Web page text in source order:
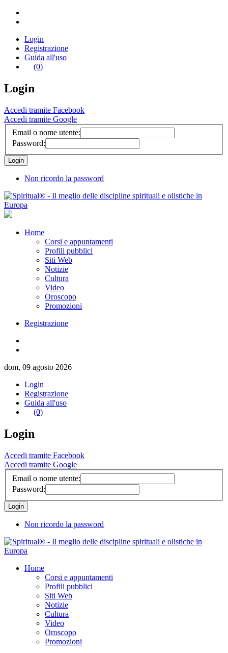
Login
Registrazione
Guida all'uso
(0)
Login
Accedi tramite Facebook
Accedi tramite Google
Email o nome utente:
Password:
Non ricordo la password
Home
Corsi e appuntamenti
Profili pubblici
Siti Web
Notizie
Cultura
Video
Oroscopo
Promozioni
Registrazione
dom, 09 agosto 2026
Login
Registrazione
Guida all'uso
(0)
Login
Accedi tramite Facebook
Accedi tramite Google
Email o nome utente:
Password:
Non ricordo la password
Home
Corsi e appuntamenti
Profili pubblici
Siti Web
Notizie
Cultura
Video
Oroscopo
Promozioni